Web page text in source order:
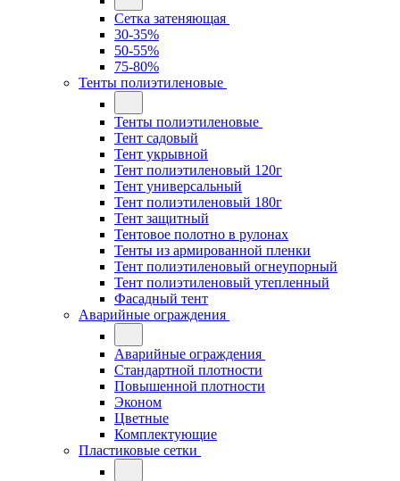
Сетка затеняющая
30-35%
50-55%
75-80%
Тенты полиэтиленовые
Тенты полиэтиленовые
Тент садовый
Тент укрывной
Тент полиэтиленовый 120г
Тент универсальный
Тент полиэтиленовый 180г
Тент защитный
Тентовое полотно в рулонах
Тенты из армированной пленки
Тент полиэтиленовый огнеупорный
Тент полиэтиленовый утепленный
Фасадный тент
Аварийные ограждения
Аварийные ограждения
Стандартной плотности
Повышенной плотности
Эконом
Цветные
Комплектующие
Пластиковые сетки